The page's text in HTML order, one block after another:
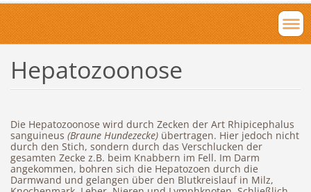
Hepatozoonose
Die Hepatozoonose wird durch Zecken der Art Rhipicephalus
sanguineus (Braune Hundezecke)übertragen. Hier jedoch nicht
durch den Stich, sondern durch das Verschlucken der
gesamten Zecke z.B. beim Knabbern im Fell. Im Darm
angekommen, bohren sich die Hepatozoen durch die
Darmwand und gelangen über den Blutkreislauf in Milz,